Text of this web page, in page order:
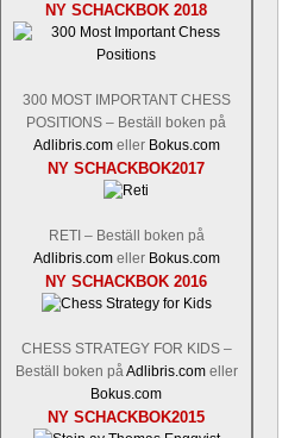
NY SCHACKBOK 2018
300 MOST IMPORTANT CHESS
POSITIONS – Beställ boken på
Adlibris.comeller Bokus.com
NY SCHACKBOK2017
RETI – Beställ boken på
Adlibris.comeller Bokus.com
NY SCHACKBOK 2016
CHESS STRATEGY FOR KIDS –
Beställ boken påAdlibris.comeller
Bokus.com
NY SCHACKBOK2015